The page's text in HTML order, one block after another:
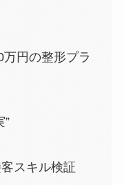
円の整形プラ
”
スキル検証